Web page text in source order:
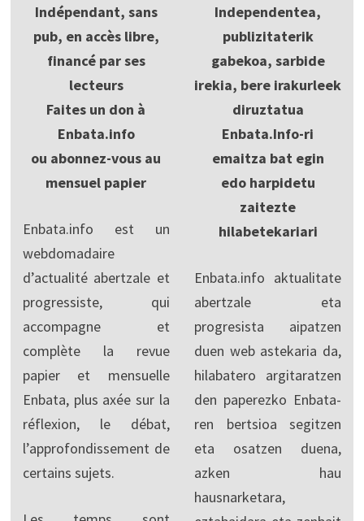
Indépendant, sans
pub, en accès libre,
financé par ses
lecteurs
Faites un don à
Enbata.info
ou abonnez-vous au
mensuel papier
Enbata.info est un
webdomadaire
d’actualité abertzale et
progressiste, qui
accompagne et
complète la revue
papier et mensuelle
Enbata, plus axée sur la
réflexion, le débat,
l’approfondissement de
certains sujets.
Independentea,
publizitaterik
gabekoa, sarbide
irekia, bere irakurleek
diruztatua
Enbata.Info-ri
emaitza bat egin
edo harpidetu
zaitezte
hilabetekariari
Enbata.info aktualitate
abertzale eta
progresista aipatzen
duen web astekaria da,
hilabatero argitaratzen
den paperezko Enbata-
ren bertsioa segitzen
eta osatzen duena,
azken hau
hausnarketara,